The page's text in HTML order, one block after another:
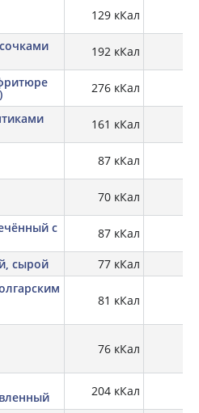
129 кКал
192 кКал
276 кКал
161 кКал
87 кКал
70 кКал
с
87 кКал
сырой
77 кКал
81 кКал
76 кКал
204 кКал